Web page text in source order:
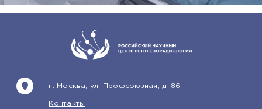
г. Москва, ул. Профсоюзная, д. 86
Контакты